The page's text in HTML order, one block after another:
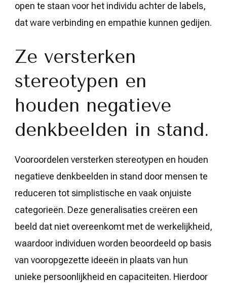
open te staan voor het individu achter de labels,
dat ware verbinding en empathie kunnen gedijen.
Ze versterken
stereotypen en
houden negatieve
denkbeelden in stand.
Vooroordelen versterken stereotypen en houden
negatieve denkbeelden in stand door mensen te
reduceren tot simplistische en vaak onjuiste
categorieën. Deze generalisaties creëren een
beeld dat niet overeenkomt met de werkelijkheid,
waardoor individuen worden beoordeeld op basis
van vooropgezette ideeën in plaats van hun
unieke persoonlijkheid en capaciteiten. Hierdoor